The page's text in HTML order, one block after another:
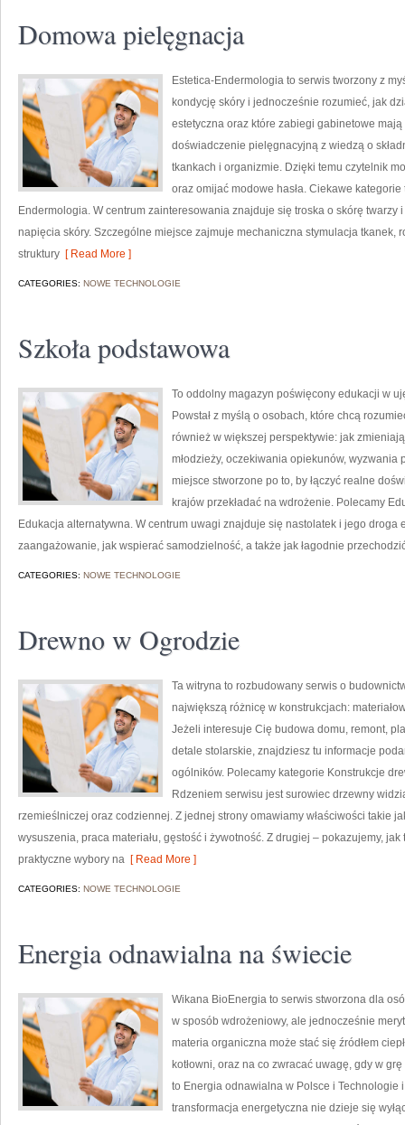
Domowa pielęgnacja
Estetica-Endermologia to serwis tworzony z
kondycję skóry i jednocześnie rozumieć, jak
estetyczna oraz które zabiegi gabinetowe
doświadczenie pielęgnacyjną z wiedzą o
tkankach i organizmie. Dzięki temu czytelnik
oraz omijać modowe hasła. Ciekawe
Endermologia. W centrum zainteresowania znajduje się troska o skórę twarzy
napięcia skóry. Szczególne miejsce zajmuje mechaniczna stymulacja tkanek,
struktury [ Read More ]
CATEGORIES: NOWE TECHNOLOGIE
Szkoła podstawowa
To oddolny magazyn poświęcony edukacji w
Powstał z myślą o osobach, które chcą
również w większej perspektywie: jak
młodzieży, oczekiwania opiekunów,
miejsce stworzone po to, by łączyć realne
krajów przekładać na wdrożenie. Polecamy
Edukacja alternatywna. W centrum uwagi znajduje się nastolatek i jego droga
zaangażowanie, jak wspierać samodzielność, a także jak łagodnie
CATEGORIES: NOWE TECHNOLOGIE
Drewno w Ogrodzie
Ta witryna to rozbudowany serwis o
największą różnicę w konstrukcjach:
Jeżeli interesuje Cię budowa domu, remont,
detale stolarskie, znajdziesz tu informacje
ogólników. Polecamy kategorie Konstrukcje
Rdzeniem serwisu jest surowiec drzewny
rzemieślniczej oraz codziennej. Z jednej strony omawiamy właściwości takie
wysuszenia, praca materiału, gęstość i żywotność. Z drugiej – pokazujemy,
praktyczne wybory na [ Read More ]
CATEGORIES: NOWE TECHNOLOGIE
Energia odnawialna na świecie
Wikana BioEnergia to serwis stworzona dla
w sposób wdrożeniowy, ale jednocześnie
materia organiczna może stać się źródłem
kotłowni, oraz na co zwracać uwagę, gdy w
to Energia odnawialna w Polsce i
transformacja energetyczna nie dzieje się